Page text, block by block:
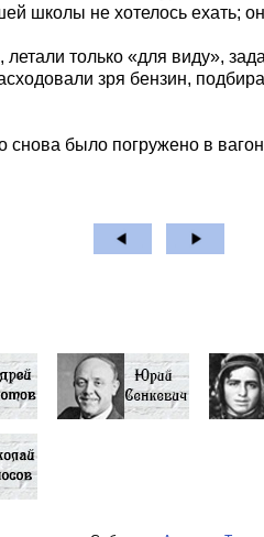
школы не хотелось ехать;
только «для виду»,
зря бензин,
было погружено в